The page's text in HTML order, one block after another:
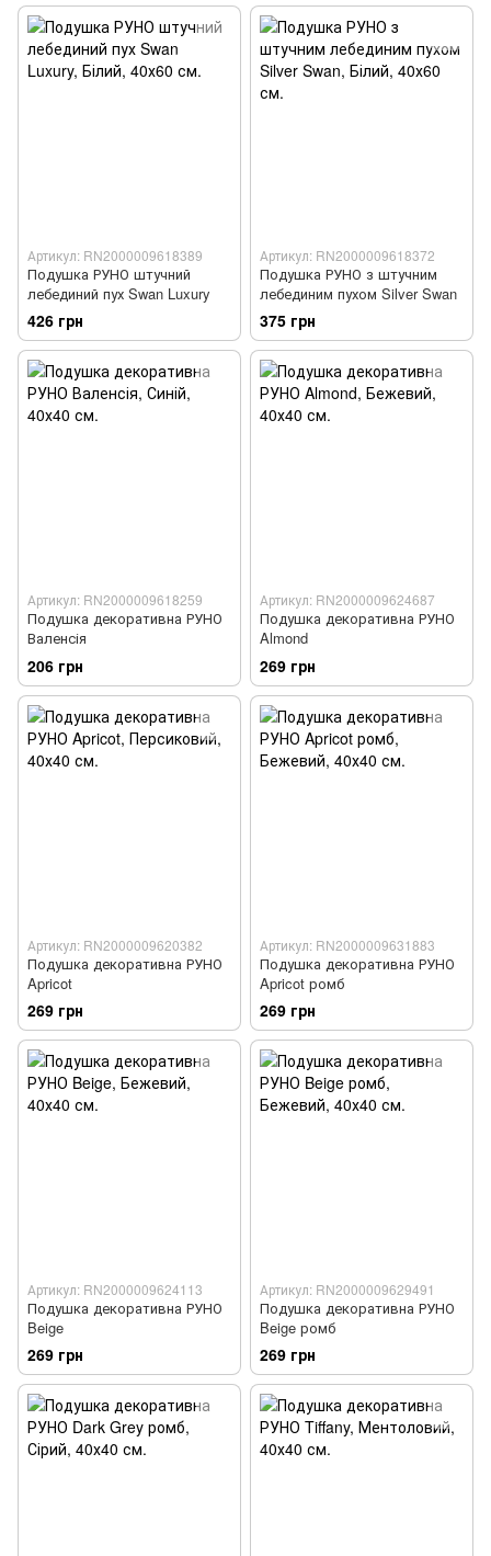
Артикул: RN2000009618389
Подушка РУНО штучний
лебединий пух Swan Luxury
426 грн
Артикул: RN2000009618372
Подушка РУНО з штучним
лебединим пухом Silver Swan
375 грн
Артикул: RN2000009618259
Подушка декоративна РУНО
Валенсія
206 грн
Артикул: RN2000009624687
Подушка декоративна РУНО
Almond
269 грн
Артикул: RN2000009620382
Подушка декоративна РУНО
Apricot
269 грн
Артикул: RN2000009631883
Подушка декоративна РУНО
Apricot ромб
269 грн
Артикул: RN2000009624113
Подушка декоративна РУНО
Beige
269 грн
Артикул: RN2000009629491
Подушка декоративна РУНО
Beige ромб
269 грн